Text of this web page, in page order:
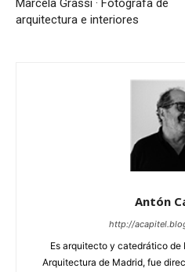
Marcela Grassi · Fotógrafa de
arquitectura e interiores
Antón
http://
Es arquitecto y catedrático de
Arquitectura de Madrid, fue